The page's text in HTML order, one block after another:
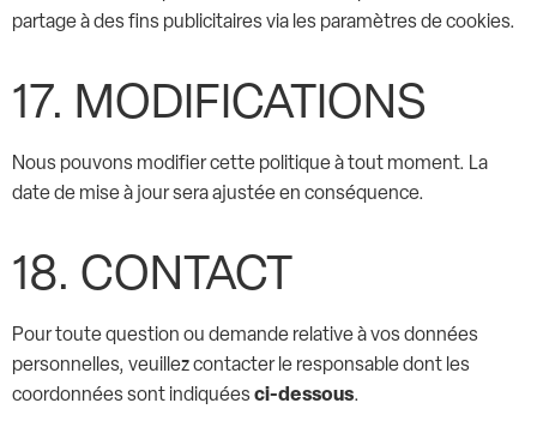
partage à des fins publicitaires via les paramètres de cookies.
17. MODIFICATIONS
Nous pouvons modifier cette politique à tout moment. La
date de mise à jour sera ajustée en conséquence.
18. CONTACT
Pour toute question ou demande relative à vos données
personnelles, veuillez contacter le responsable dont les
coordonnées sont indiquéesci-dessous.